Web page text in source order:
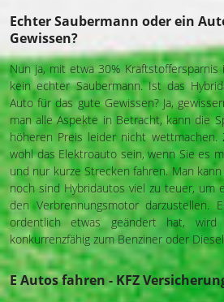
Echter Saubermann oder ein
Gewissen?
Nun ja, mit etwa 30%
kein echter Saubermann. Ist das
Auto für das gute Gewissen? Ja,
man alle Aspekte in Betracht, kann die
höheren Preis leider nicht wettmachen.
wohl das Elektroauto sein, wenn Sie es
und nur kurze Strecken fahren. Man
noch sind Hybridautos viel zu teuer, um
den Verbrennungsmotor darzustellen.
ordentlich etwas geändert hat,
konkurrenzfähig zum Benziner oder
E Autos fahren - KFZ